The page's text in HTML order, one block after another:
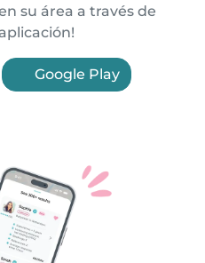
su área a través de
Google Play